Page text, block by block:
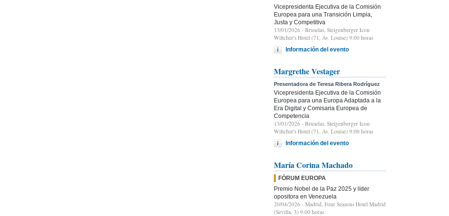
Vicepresidenta Ejecutiva de la Comisión
Europea para una Transición Limpia,
Justa y Competitiva
13/01/2026 - Bruselas, Steigenberger Icon
Wiltcher's Hotel (71, Av. Louise) 9:00 horas
Información del evento
Margrethe Vestager
Presentadora de Teresa Ribera Rodríguez
Vicepresidenta Ejecutiva de la Comisión
Europea para una Europa Adaptada a la
Era Digital y Comisaria Europea de
Competencia
13/01/2026 - Bruselas, Steigenberger Icon
Wiltcher's Hotel (71, Av. Louise) 9:00 horas
Información del evento
María Corina Machado
FÓRUM EUROPA
Premio Nobel de la Paz 2025 y líder
opositora en Venezuela
20/04/2026 - Madrid, Four Seasons Hotel Madrid
(Sevilla, 3) 9.00 horas